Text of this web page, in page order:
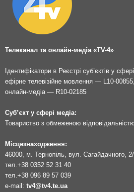
Телеканал та онлайн-медіа «TV-4»
Ідентифікатори в Реєстрі суб’єктів у
ефірне телевізійне мовлення — L10-
онлайн-медіа — R10-02185
Суб’єкт у сфері медіа:
Товариство з обмеженою
Місцезнаходження:
46000, м. Тернопіль, вул. Сагайдачного,
тел.+38 0352 52 31 40
тел.+38 096 89 57 039
e-mail: tv4@tv4.te.ua